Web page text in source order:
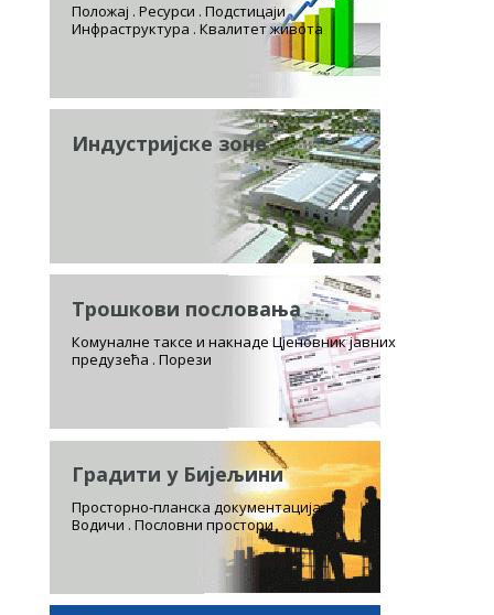
Положај . Ресурси . Подстицаји
Инфраструктура . Квалитет живота
Индустријске зоне
Трошкови пословања
Комуналне таксе и накнаде Цјеновник јавних
предузећа . Порези
Градити у Бијељини
Просторно-планска документација.
Водичи . Пословни простори